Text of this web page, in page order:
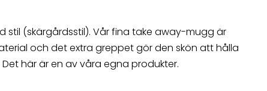
stil (skärgårdsstil). Vår fina take away-mugg är
och det extra greppet gör den skön att hålla
Det här är en av våra egna produkter.